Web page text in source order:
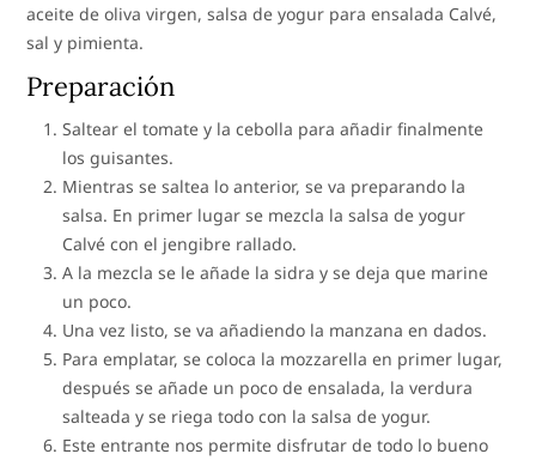
aceite de oliva virgen, salsa de yogur para ensalada Calvé,
sal y pimienta.
Preparación
Saltear el tomate y la cebolla para añadir finalmente
los guisantes.
Mientras se saltea lo anterior, se va preparando la
salsa. En primer lugar se mezcla la salsa de yogur
Calvé con el jengibre rallado.
A la mezcla se le añade la sidra y se deja que marine
un poco.
Una vez listo, se va añadiendo la manzana en dados.
Para emplatar, se coloca la mozzarella en primer lugar,
después se añade un poco de ensalada, la verdura
salteada y se riega todo con la salsa de yogur.
Este entrante nos permite disfrutar de todo lo bueno